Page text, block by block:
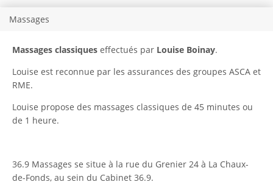
Massages
Massages classiqueseffectués par Louise Boinay.
Louise est reconnue par les assurances des groupes ASCA et
RME.
Louise propose des massages classiques de 45 minutes ou
de 1 heure.
36.9 Massages se situe à la rue du Grenier 24 à La Chaux-
de-Fonds, au sein du Cabinet 36.9.